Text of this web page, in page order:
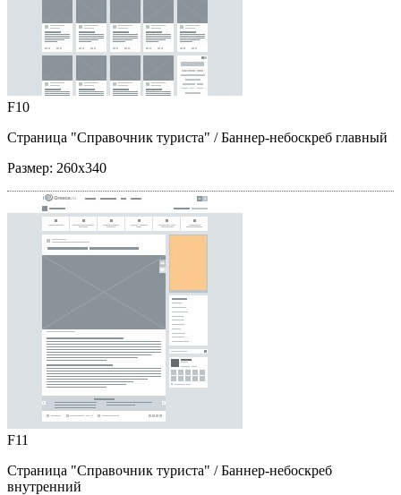
F10
Страница "Справочник туриста" / Баннер-небоскреб главный
Размер: 260x340
F11
Страница "Справочник туриста" / Баннер-небоскреб
внутренний